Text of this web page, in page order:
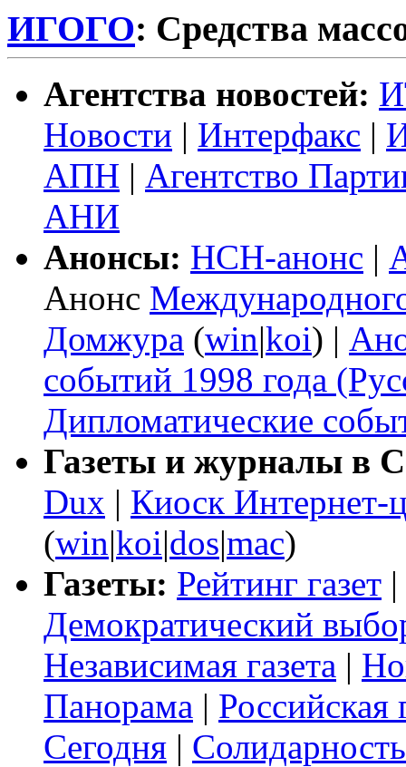
ИГОГО: Средства
Агентства новостей:
Новости | Интерфакс |
АПН | Агентство
АНИ
Анонсы: НСН-анонс |
Анонс
Домжура (win|koi) |
событий 1998 года
Дипломатические
Газеты и журналы в
Dux | Киоск Интернет-
(win|koi|dos|mac)
Газеты: Рейтинг газет |
Демократический
Независимая газета |
Панорама | Российская
Сегодня | Солидарность